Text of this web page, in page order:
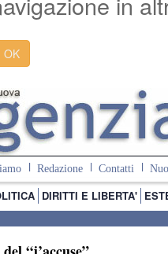
OK
Redazione Contatti
DIRITTI E LIBERTA'